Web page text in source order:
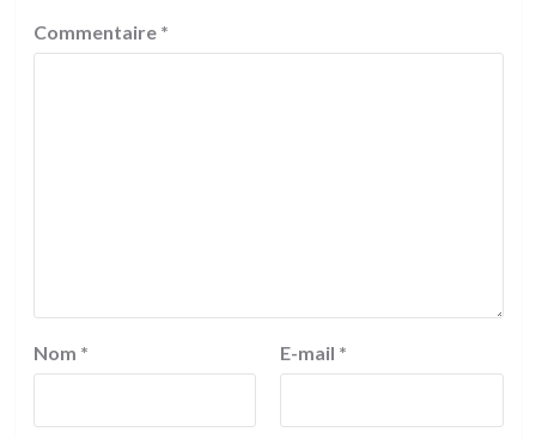
Commentaire *
Nom * E-mail *